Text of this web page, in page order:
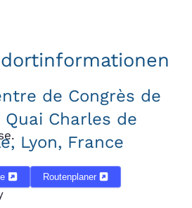
de Congrès de
Quai Charles de
Lyon, France
Routenplaner